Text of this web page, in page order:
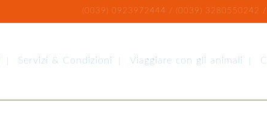
(0039) 0923972444 / (0039) 3280550242 /
Servizi & Condizioni Viaggiare con gli animali